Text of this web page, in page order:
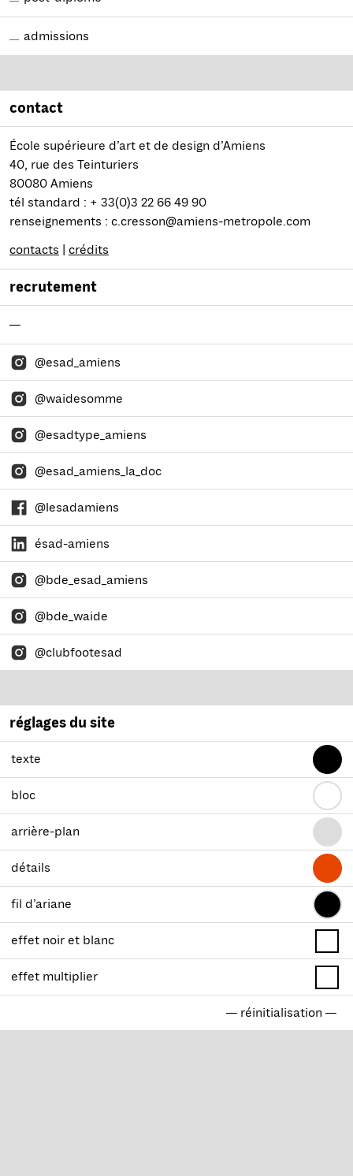
admissions
contact
École supérieure d’art et de design d’Amiens
40, rue des Teinturiers
80080 Amiens
tél standard : + 33(0)3 22 66 49 90
renseignements : c.cresson@amiens-metropole.com
contacts
crédits
recrutement
—
@esad_amiens
@waidesomme
@esadtype_amiens
@esad_amiens_la_doc
@lesadamiens
ésad-amiens
@bde_esad_amiens
@bde_waide
@clubfootesad
réglages du site
texte
bloc
arrière-plan
détails
fil d’ariane
effet noir et blanc
effet multiplier
— réinitialisation —